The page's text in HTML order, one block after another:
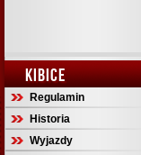
KIBICE
Regulamin
Historia
Wyjazdy